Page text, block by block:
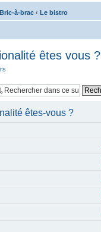
Bric-à-brac ‹ Le bistro
êtes vous ?
êtes-vous ?